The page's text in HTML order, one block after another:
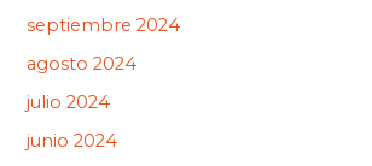
septiembre 2024
agosto 2024
julio 2024
junio 2024